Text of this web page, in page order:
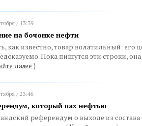
/ 13:39
на бочонке нефти
как известно, товар волатильный: его
Пока пишутся эти строки,
далее }
/ 23:46
который пах нефтью
референдум о выходе из